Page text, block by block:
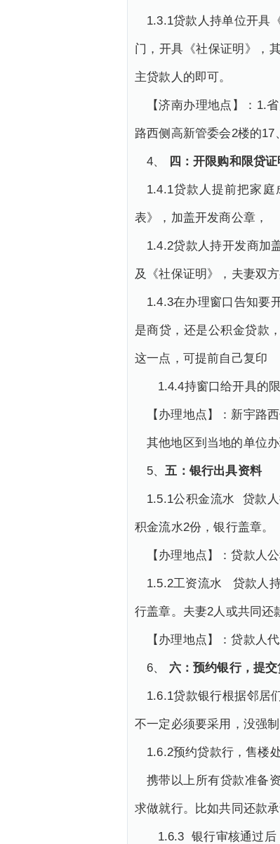
1.3.1贷款人持单位开具
门，开具《社保证明》，
主贷款人的即可。
【济南办理地点】：1.
路西侧高新管委会2楼的17
4、 四：开限购和限贷证
1.4.1贷款人提前把家
表》，加盖开发商公章，
1.4.2贷款人持开发商加
及《社保证明》，夫妻双
1.4.3在办理窗口告知要
是商贷，还是公积金贷款
这一点，可提前自己复印
1.4.4持窗口给开具的
【办理地点】：新宇路
其他地区到当地的单位
5、五：银行出具资料
1.5.1公积金流水 贷款
积金流水2份，银行盖章。
【办理地点】：贷款人
1.5.2工资流水 贷款人
行盖章。夫妻2人或共同还
【办理地点】：贷款人
6、 六：预约银行，提
1.6.1贷款银行根据邻居
不一定必须要采用，没强制
1.6.2预约贷款行，售楼
携带以上所有贷款准备
求做就行。比如共同还款
1.6.3 银行审核通过后